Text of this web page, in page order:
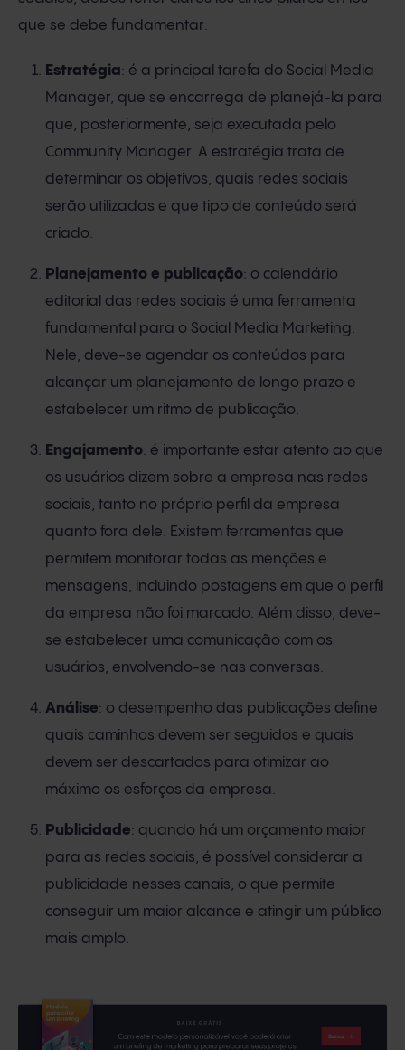
que se debe fundamentar:
Estratégia: é a principal tarefa do Social Media
Manager, que se encarrega de planejá-la para
que, posteriormente, seja executada pelo
Community Manager. A estratégia trata de
determinar os objetivos, quais redes sociais
serão utilizadas e que tipo de conteúdo será
criado.
Planejamento e publicação: o calendário
editorial das redes sociais é uma ferramenta
fundamental para o Social Media Marketing.
Nele, deve-se agendar os conteúdos para
alcançar um planejamento de longo prazo e
estabelecer um ritmo de publicação.
Engajamento: é importante estar atento ao que
os usuários dizem sobre a empresa nas redes
sociais, tanto no próprio perfil da empresa
quanto fora dele. Existem ferramentas que
permitem monitorar todas as menções e
mensagens, incluindo postagens em que o perfil
da empresa não foi marcado. Além disso, deve-
se estabelecer uma comunicação com os
usuários, envolvendo-se nas conversas.
Análise: o desempenho das publicações define
quais caminhos devem ser seguidos e quais
devem ser descartados para otimizar ao
máximo os esforços da empresa.
Publicidade: quando há um orçamento maior
para as redes sociais, é possível considerar a
publicidade nesses canais, o que permite
conseguir um maior alcance e atingir um público
mais amplo.